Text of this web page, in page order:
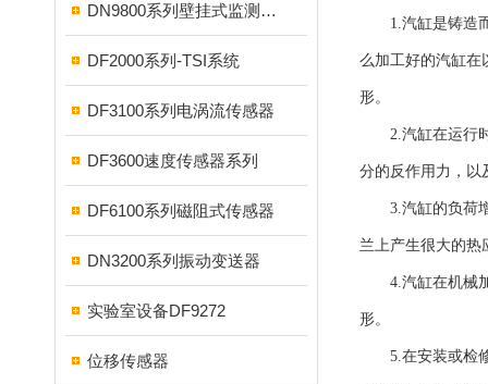
DN9800系列壁挂式监测仪表
DF2000系列-TSI系统
DF3100系列电涡流传感器
DF3600速度传感器系列
DF6100系列磁阻式传感器
DN3200系列振动变送器
实验室设备DF9272
位移传感器
1.汽缸是铸造而
么加工好的汽缸在
形。
2.汽缸在运行时
分的反作用力，以
3.汽缸的负荷增
兰上产生很大的热
4.汽缸在机械加
形。
5.在安装或检修